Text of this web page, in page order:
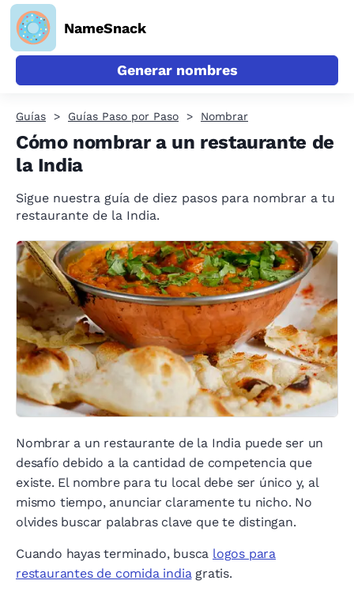
NameSnack
Generar nombres
Guías Guías Paso por Paso Nombrar
Cómo nombrar a un restaurante de
la India
Sigue nuestra guía de diez pasos para nombrar a tu
restaurante de la India.
Nombrar a un restaurante de la India puede ser un
desafío debido a la cantidad de competencia que
existe. El nombre para tu local debe ser único y, al
mismo tiempo, anunciar claramente tu nicho. No
olvides buscar palabras clave que te distingan.
Cuando hayas terminado, busca logos para
restaurantes de comida indiagratis.